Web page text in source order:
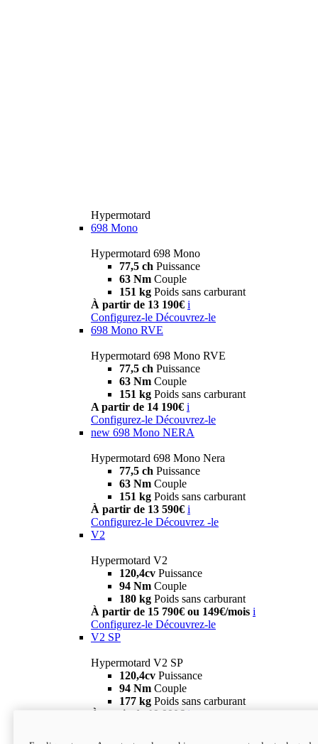
Hypermotard
698 Mono
Hypermotard 698 Mono
77,5 ch Puissance
63 Nm Couple
151 kg Poids sans carburant
À partir de 13 190€ i
Configurez-le Découvrez-le
698 Mono RVE
Hypermotard 698 Mono RVE
77,5 ch Puissance
63 Nm Couple
151 kg Poids sans carburant
A partir de 14 190€ i
Configurez-le Découvrez-le
new 698 Mono NERA
Hypermotard 698 Mono Nera
77,5 ch Puissance
63 Nm Couple
151 kg Poids sans carburant
À partir de 13 590€ i
Configurez-le Découvrez -le
V2
Hypermotard V2
120,4cv Puissance
94 Nm Couple
180 kg Poids sans carburant
À partir de 15 790€ ou 149€/mois i
Configurez-le Découvrez-le
V2 SP
Hypermotard V2 SP
120,4cv Puissance
94 Nm Couple
177 kg Poids sans carburant
À partir de 19 990€ i
new
V2 SP 100